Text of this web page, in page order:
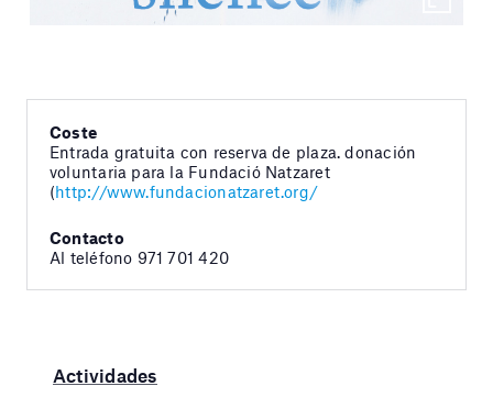
Coste
Entrada gratuita con reserva de plaza. donación
voluntaria para la Fundació Natzaret
(http://www.fundacionatzaret.org/
Contacto
Al teléfono 971 701 420
Actividades